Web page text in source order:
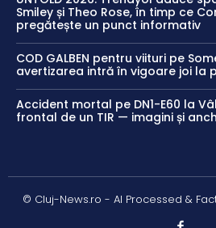
Smiley și Theo Rose, în timp ce
pregătește un punct informativ
COD GALBEN pentru viituri pe
avertizarea intră în vigoare joi la
Accident mortal pe DN1-E60 la
frontal de un TIR — imagini și
© Cluj-News.ro - AI Processed &